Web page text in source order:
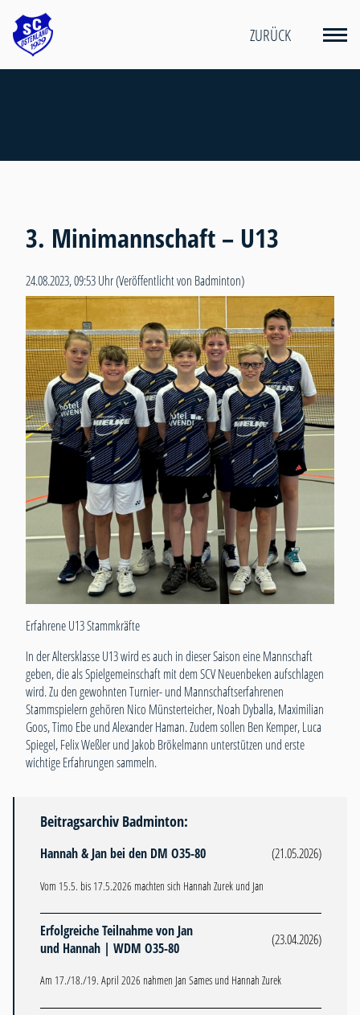
ZURÜCK
3. Minimannschaft – U13
24.08.2023, 09:53 Uhr(Veröffentlicht von Badminton)
Erfahrene U13 Stammkräfte
In der Altersklasse U13 wird es auch in dieser Saison eine Mannschaft
geben, die als Spielgemeinschaft mit dem SCV Neuenbeken aufschlagen
wird. Zu den gewohnten Turnier- und Mannschaftserfahrenen
Stammspielern gehören Nico Münsterteicher, Noah Dyballa, Maximilian
Goos, Timo Ebe und Alexander Haman. Zudem sollen Ben Kemper, Luca
Spiegel, Felix Weßler und Jakob Brökelmann unterstützen und erste
wichtige Erfahrungen sammeln.
Beitragsarchiv Badminton:
Hannah & Jan bei den DM O35-80 (21.05.2026)
Vom 15.5. bis 17.5.2026 machten sich Hannah Zurek und Jan
Erfolgreiche Teilnahme von Jan
und Hannah | WDM O35-80
(23.04.2026)
Am 17./18./19. April 2026 nahmen Jan Sames und Hannah Zurek